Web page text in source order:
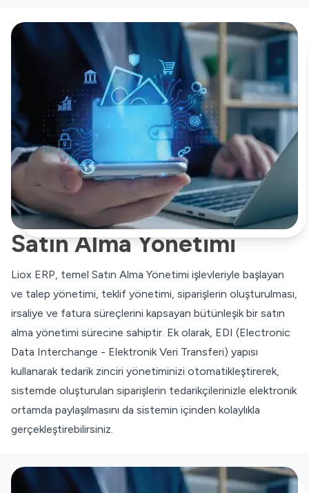
Satın Alma Yönetimi
Liox ERP, temel Satın Alma Yönetimi işlevleriyle başlayan
ve talep yönetimi, teklif yönetimi, siparişlerin oluşturulması,
irsaliye ve fatura süreçlerini kapsayan bütünleşik bir satın
alma yönetimi sürecine sahiptir. Ek olarak, EDI (Electronic
Data Interchange - Elektronik Veri Transferi) yapısı
kullanarak tedarik zinciri yönetiminizi otomatikleştirerek,
sistemde oluşturulan siparişlerin tedarikçilerinizle elektronik
ortamda paylaşılmasını da sistemin içinden kolaylıkla
gerçekleştirebilirsiniz.